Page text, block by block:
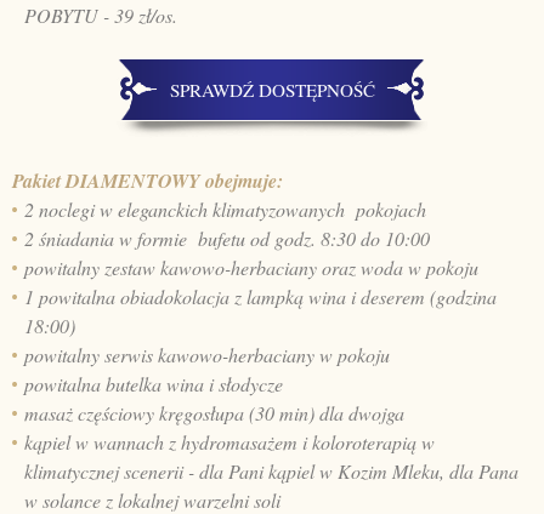
POBYTU - 39 zł/os.
SPRAWDŹ DOSTĘPNOŚĆ
Pakiet DIAMENTOWY obejmuje:
2 noclegi w eleganckich klimatyzowanych pokojach
2 śniadania w formie bufetu od godz. 8:30 do 10:00
powitalny zestaw kawowo-herbaciany oraz woda w pokoju
1 powitalna obiadokolacja z lampką wina i deserem (godzina
18:00)
powitalny serwis kawowo-herbaciany w pokoju
powitalna butelka wina i słodycze
masaż częściowy kręgosłupa (30 min) dla dwojga
kąpiel w wannach z hydromasażem i koloroterapią w
klimatycznej scenerii - dla Pani kąpiel w Kozim Mleku, dla Pana
w solance z lokalnej warzelni soli